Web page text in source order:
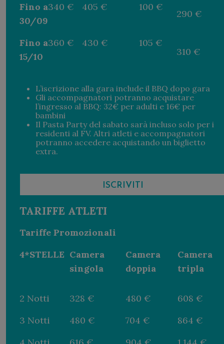
Fino a
30/09
340 € 405 € 100 €
290 €
Fino a
15/10
360 € 430 € 105 €
310 €
L’iscrizione alla gara include il BBQ dopo gara
Gli accompagnatori potranno acquistare
l’ingresso al BBQ: 32€ per adulti e 16€ per
bambini
Il Pasta Party del sabato sarà incluso solo per i
residenti al FV. Altri atleti e accompagnatori
potranno accedere acquistando un biglietto
extra.
ISCRIVITI
TARIFFE ATLETI
Tariffe Promozionali
4*STELLE Camera
singola
Camera
doppia
Camera
tripla
2 Notti 328 € 480 €
608 €
3 Notti
480 € 704 €
864 €